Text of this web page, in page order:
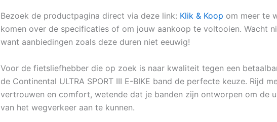
Bezoek de productpagina direct via deze link: Klik & Koop om meer te
komen over de specificaties of om jouw aankoop te voltooien. Wacht
want aanbiedingen zoals deze duren niet eeuwig!
Voor de fietsliefhebber die op zoek is naar kwaliteit tegen een
de Continental ULTRA SPORT III E-BIKE band de perfecte keuze. Rijd
vertrouwen en comfort, wetende dat je banden zijn ontworpen om de
van het wegverkeer aan te kunnen.